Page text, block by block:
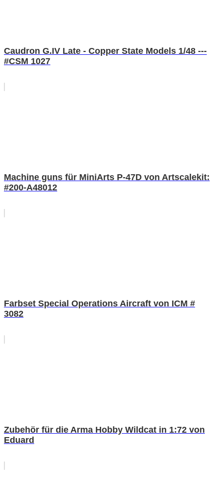
Caudron G.IV Late - Copper State Models 1/48 ---
#CSM 1027
Machine guns für MiniArts P-47D von Artscalekit:
#200-A48012
Farbset Special Operations Aircraft von ICM #
3082
Zubehör für die Arma Hobby Wildcat in 1:72 von
Eduard